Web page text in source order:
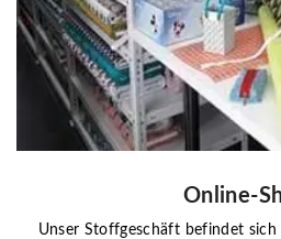
Online-
Unser Stoffgeschäft befindet